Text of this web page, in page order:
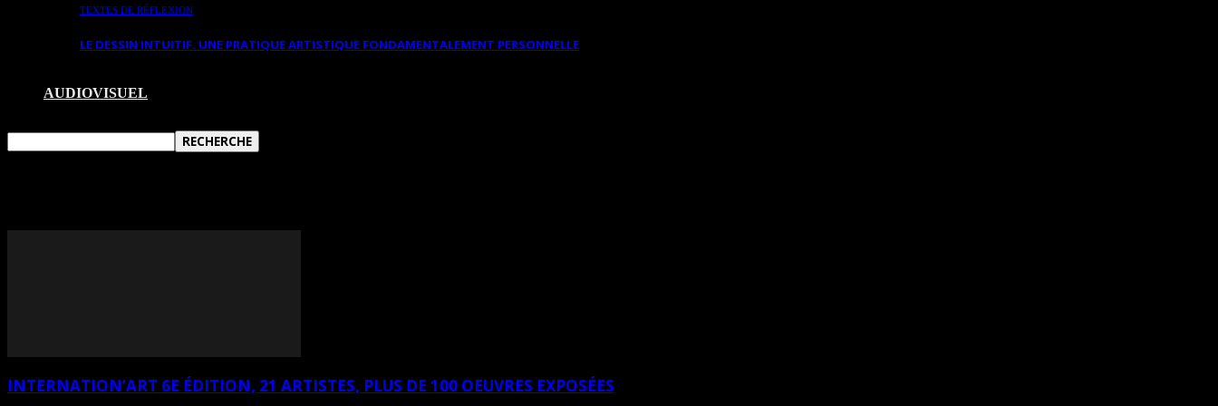
TEXTES DE RÉFLEXION
LE DESSIN INTUITIF. UNE PRATIQUE ARTISTIQUE FONDAMENTALEMENT PERSONNELLE
AUDIOVISUEL
INTERNATION’ART 6E ÉDITION, 21 ARTISTES, PLUS DE 100 OEUVRES EXPOSÉES